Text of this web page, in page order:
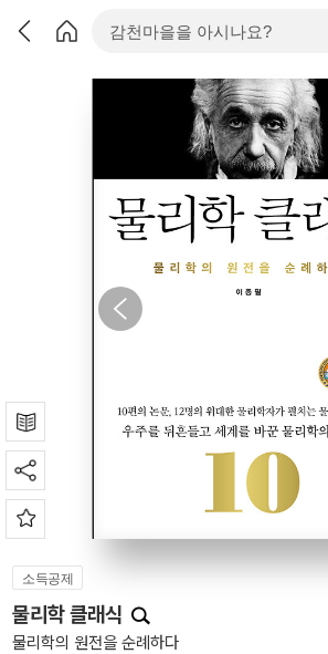
소득공제
물리학 클래식
물리학의 원전을 순례하다